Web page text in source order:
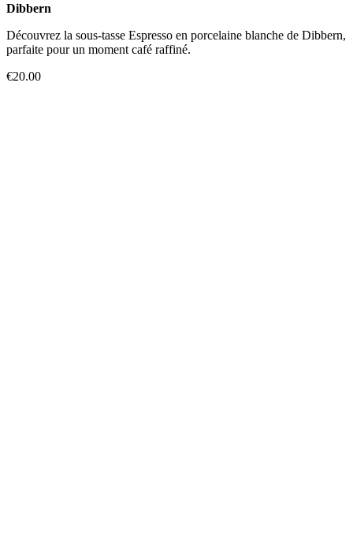
Dibbern
Découvrez la sous-tasse Espresso en porcelaine blanche de Dibbern,
parfaite pour un moment café raffiné.
€20.00